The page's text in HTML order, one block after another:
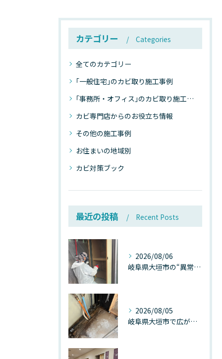
カテゴリー Categories
全てのカテゴリー
｢一般住宅｣のカビ取り施工事例
｢事務所・オフィス｣のカビ取り施工事例
カビ専門店からのお役立ち情報
その他の施工事例
お住まいの地域別
カビ対策ブック
最近の投稿 Recent Posts
2026/08/06
岐阜県大垣市の“異常に高い気温”が建物内部を腐らせる──深層カビが爆発的に増える本当の理由
2026/08/05
岐阜県大垣市で広がる“深層カビ汚染”──なぜ除カビが必要なのか、建物内部で起きている見えない危機